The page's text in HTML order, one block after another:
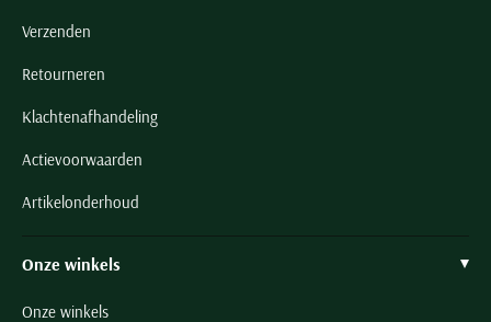
Verzenden
Retourneren
Klachtenafhandeling
Actievoorwaarden
Artikelonderhoud
Onze winkels
Onze winkels